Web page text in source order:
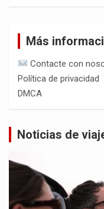
Más
Contacte con
Política de privacidad
DMCA
Noticias de